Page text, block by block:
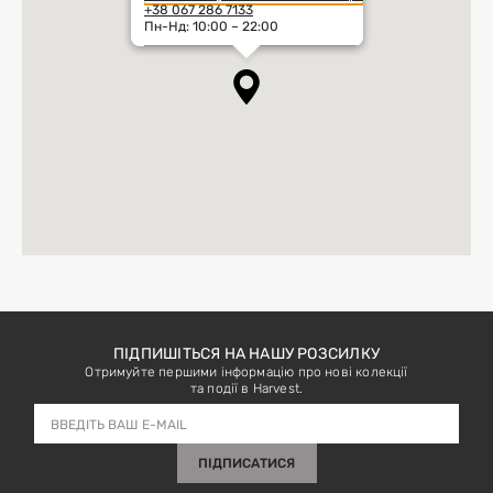
+38 067 286 7133
Пн-Нд: 10:00 – 22:00
ПІДПИШІТЬСЯ НА НАШУ РОЗСИЛКУ
Отримуйте першими інформацію про нові колекції
та події в Harvest.
ПІДПИСАТИСЯ